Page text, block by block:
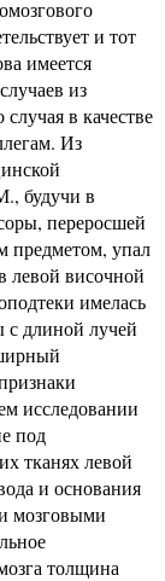
и тот
имеется
из
в качестве
Из
будучи в
переросшей
предметом, упал
левой височной
имелась
с длиной лучей
исследовании
под
тканях левой
и основания
мозговыми
толщина